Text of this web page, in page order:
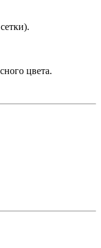
цвета.